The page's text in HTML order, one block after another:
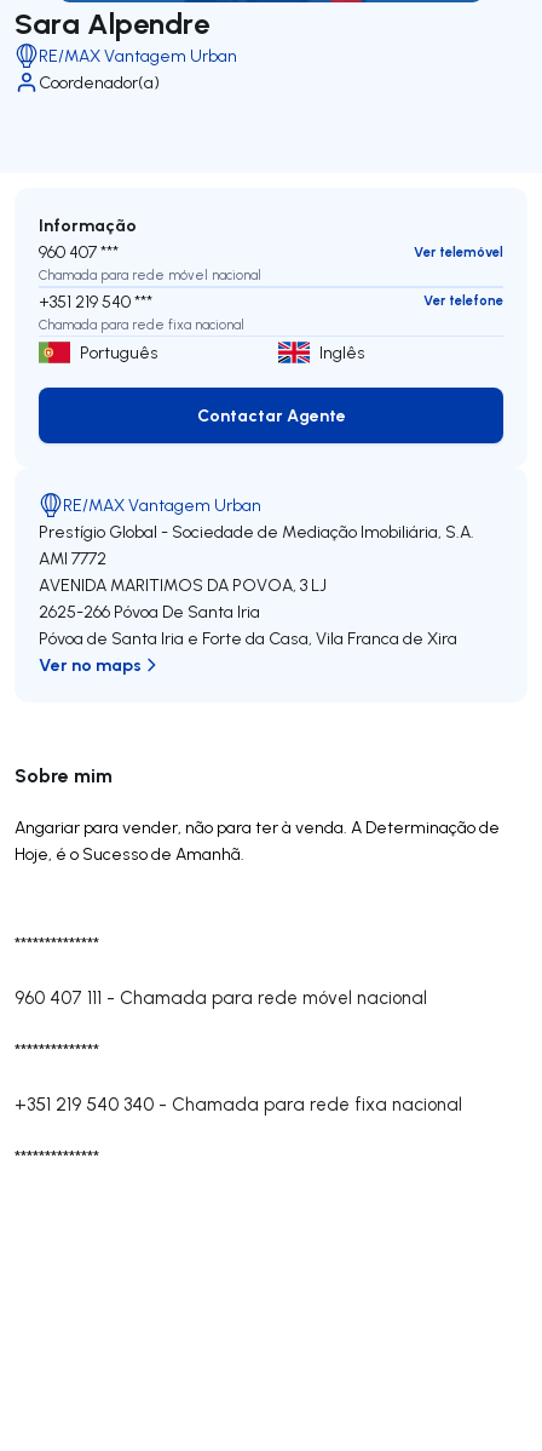
Sara Alpendre
RE/MAX Vantagem Urban
Coordenador(a)
Sobre mim
Angariar para vender, não para ter à venda. A Determinação de
Hoje, é o Sucesso de Amanhã.
**************
960 407 111 - Chamada para rede móvel nacional
**************
+351 219 540 340 - Chamada para rede fixa nacional
**************
Informação
960 407 ***
Ver telemóvel
Chamada para rede móvel nacional
+351 219 540 ***
Ver telefone
Chamada para rede fixa nacional
Português Inglês
Contactar Agente
Contactar Agente
RE/MAX Vantagem Urban
Prestígio Global - Sociedade de Mediação Imobiliária, S.A.
AMI 7772
AVENIDA MARITIMOS DA POVOA, 3 LJ
2625-266 Póvoa De Santa Iria
Póvoa de Santa Iria e Forte da Casa, Vila Franca de Xira
Ver no maps